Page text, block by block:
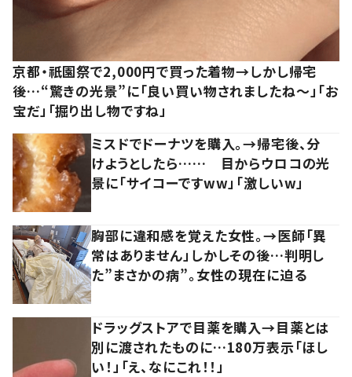
京都・祇園祭で2,000円で買った着物→しかし帰宅
後…“驚きの光景”に「良い買い物されましたね～」「お
宝だ」「掘り出し物ですね」
ミスドでドーナツを購入。→帰宅後、分
けようとしたら…… 目からウロコの光
景に「サイコーですww」「激しいw」
胸部に違和感を覚えた女性。→医師「異
常はありません」しかしその後…判明し
た”まさかの病”。女性の現在に迫る
ドラッグストアで目薬を購入→目薬とは
別に渡されたものに…180万表示「ほし
い！」「え、なにこれ！！」